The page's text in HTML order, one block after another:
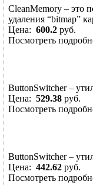
CleanMemory – это
удаления “bitmap”
Цена: 600.2 руб.
Посмотреть
ButtonSwitcher –
Цена: 529.38 руб.
Посмотреть
ButtonSwitcher –
Цена: 442.62 руб.
Посмотреть